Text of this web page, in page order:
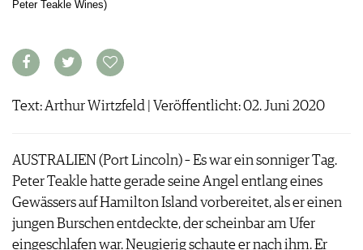
ARCHIV
ANMELDEN
AWARDS
TRINKREIFETABELLE
ABO
WEINSUCHE
NEWSLETTER
Peter Teakle Wines)
Text: Arthur Wirtzfeld | Veröffentlicht: 02. Juni 2020
AUSTRALIEN (Port Lincoln) – Es war ein sonniger Tag.
Peter Teakle hatte gerade seine Angel entlang eines
Gewässers auf Hamilton Island vorbereitet, als er einen
jungen Burschen entdeckte, der scheinbar am Ufer
eingeschlafen war. Neugierig schaute er nach ihm. Er